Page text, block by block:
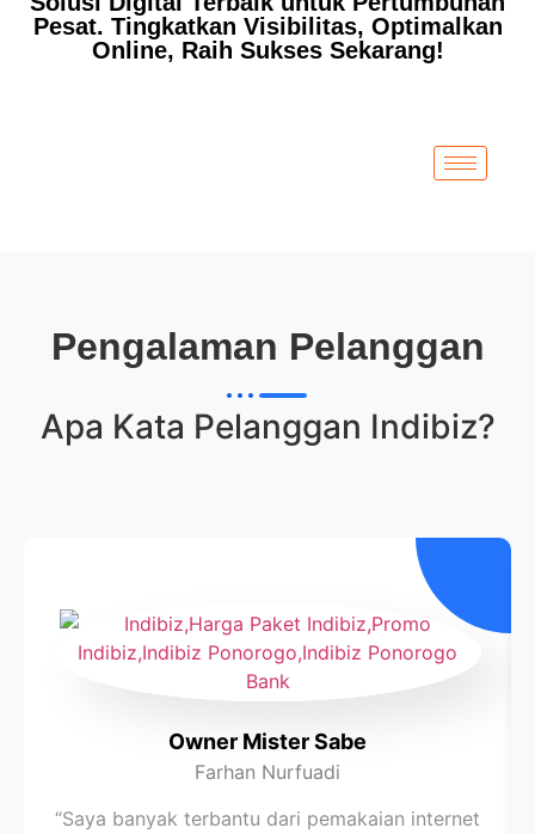
Pesat. Tingkatkan Visibilitas, Optimalkan
Online, Raih Sukses Sekarang!
Pengalaman Pelanggan
Apa Kata Pelanggan Indibiz?
Owner Mister Sabe
Farhan Nurfuadi
“Saya banyak terbantu dari pemakaian internet